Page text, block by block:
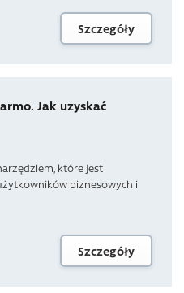
Szczegóły
Jak uzyskać
które jest
biznesowych i
Szczegóły